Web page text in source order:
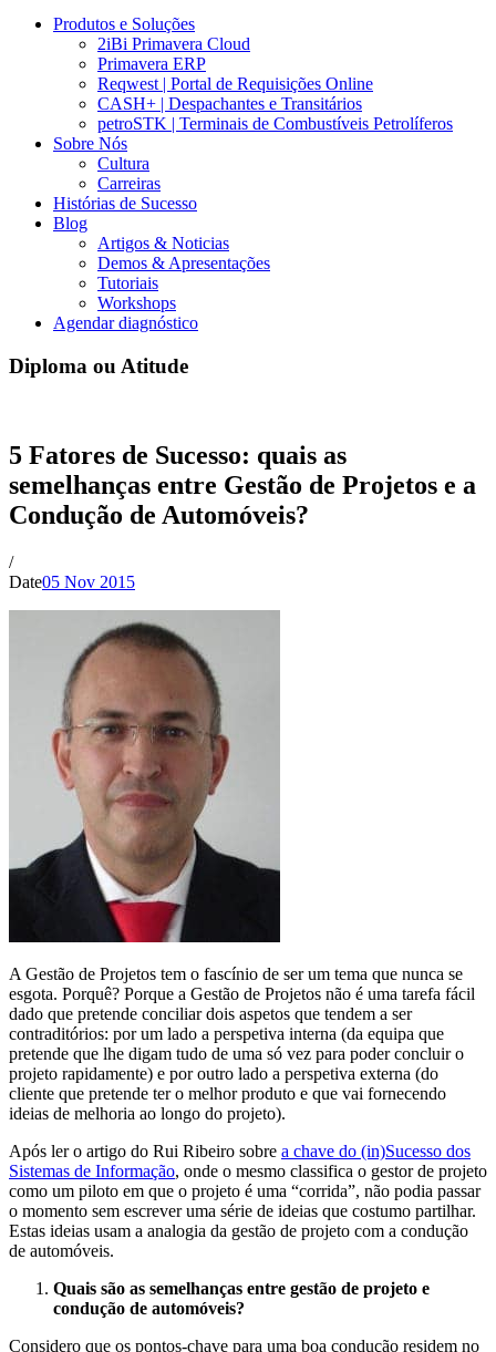
Produtos e Soluções
2iBi Primavera Cloud
Primavera ERP
Reqwest | Portal de Requisições Online
CASH+ | Despachantes e Transitários
petroSTK | Terminais de Combustíveis Petrolíferos
Sobre Nós
Cultura
Carreiras
Histórias de Sucesso
Blog
Artigos & Noticias
Demos & Apresentações
Tutoriais
Workshops
Agendar diagnóstico
Diploma ou Atitude
5 Fatores de Sucesso: quais as
semelhanças entre Gestão de Projetos e a
Condução de Automóveis?
/
Date05 Nov 2015
A Gestão de Projetos tem o fascínio de ser um tema que nunca se
esgota. Porquê? Porque a Gestão de Projetos não é uma tarefa fácil
dado que pretende conciliar dois aspetos que tendem a ser
contraditórios: por um lado a perspetiva interna (da equipa que
pretende que lhe digam tudo de uma só vez para poder concluir o
projeto rapidamente) e por outro lado a perspetiva externa (do
cliente que pretende ter o melhor produto e que vai fornecendo
ideias de melhoria ao longo do projeto).
Após ler o artigo do Rui Ribeiro sobre a chave do (in)Sucesso dos
Sistemas de Informação, onde o mesmo classifica o gestor de projeto
como um piloto em que o projeto é uma “corrida”, não podia passar
o momento sem escrever uma série de ideias que costumo partilhar.
Estas ideias usam a analogia da gestão de projeto com a condução
de automóveis.
Quais são as semelhanças entre gestão de projeto e
condução de automóveis?
Considero que os pontos-chave para uma boa condução residem no